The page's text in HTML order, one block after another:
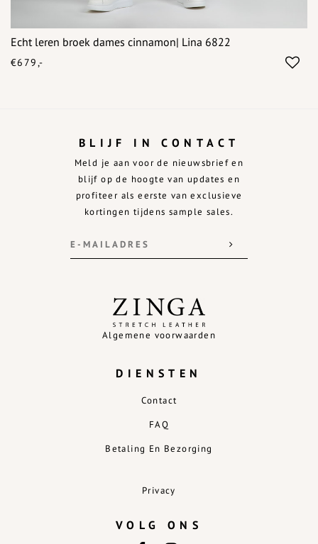
Echt leren broek dames cinnamon| Lina 6822
€679,-
Algemene voorwaarden
DIENSTEN
Contact
FAQ
Betaling En Bezorging
Privacy
VOLG ONS
BLIJF IN CONTACT
Meld je aan voor de nieuwsbrief en
blijf op de hoogte van updates en
profiteer als eerste van exclusieve
kortingen tijdens sample sales.